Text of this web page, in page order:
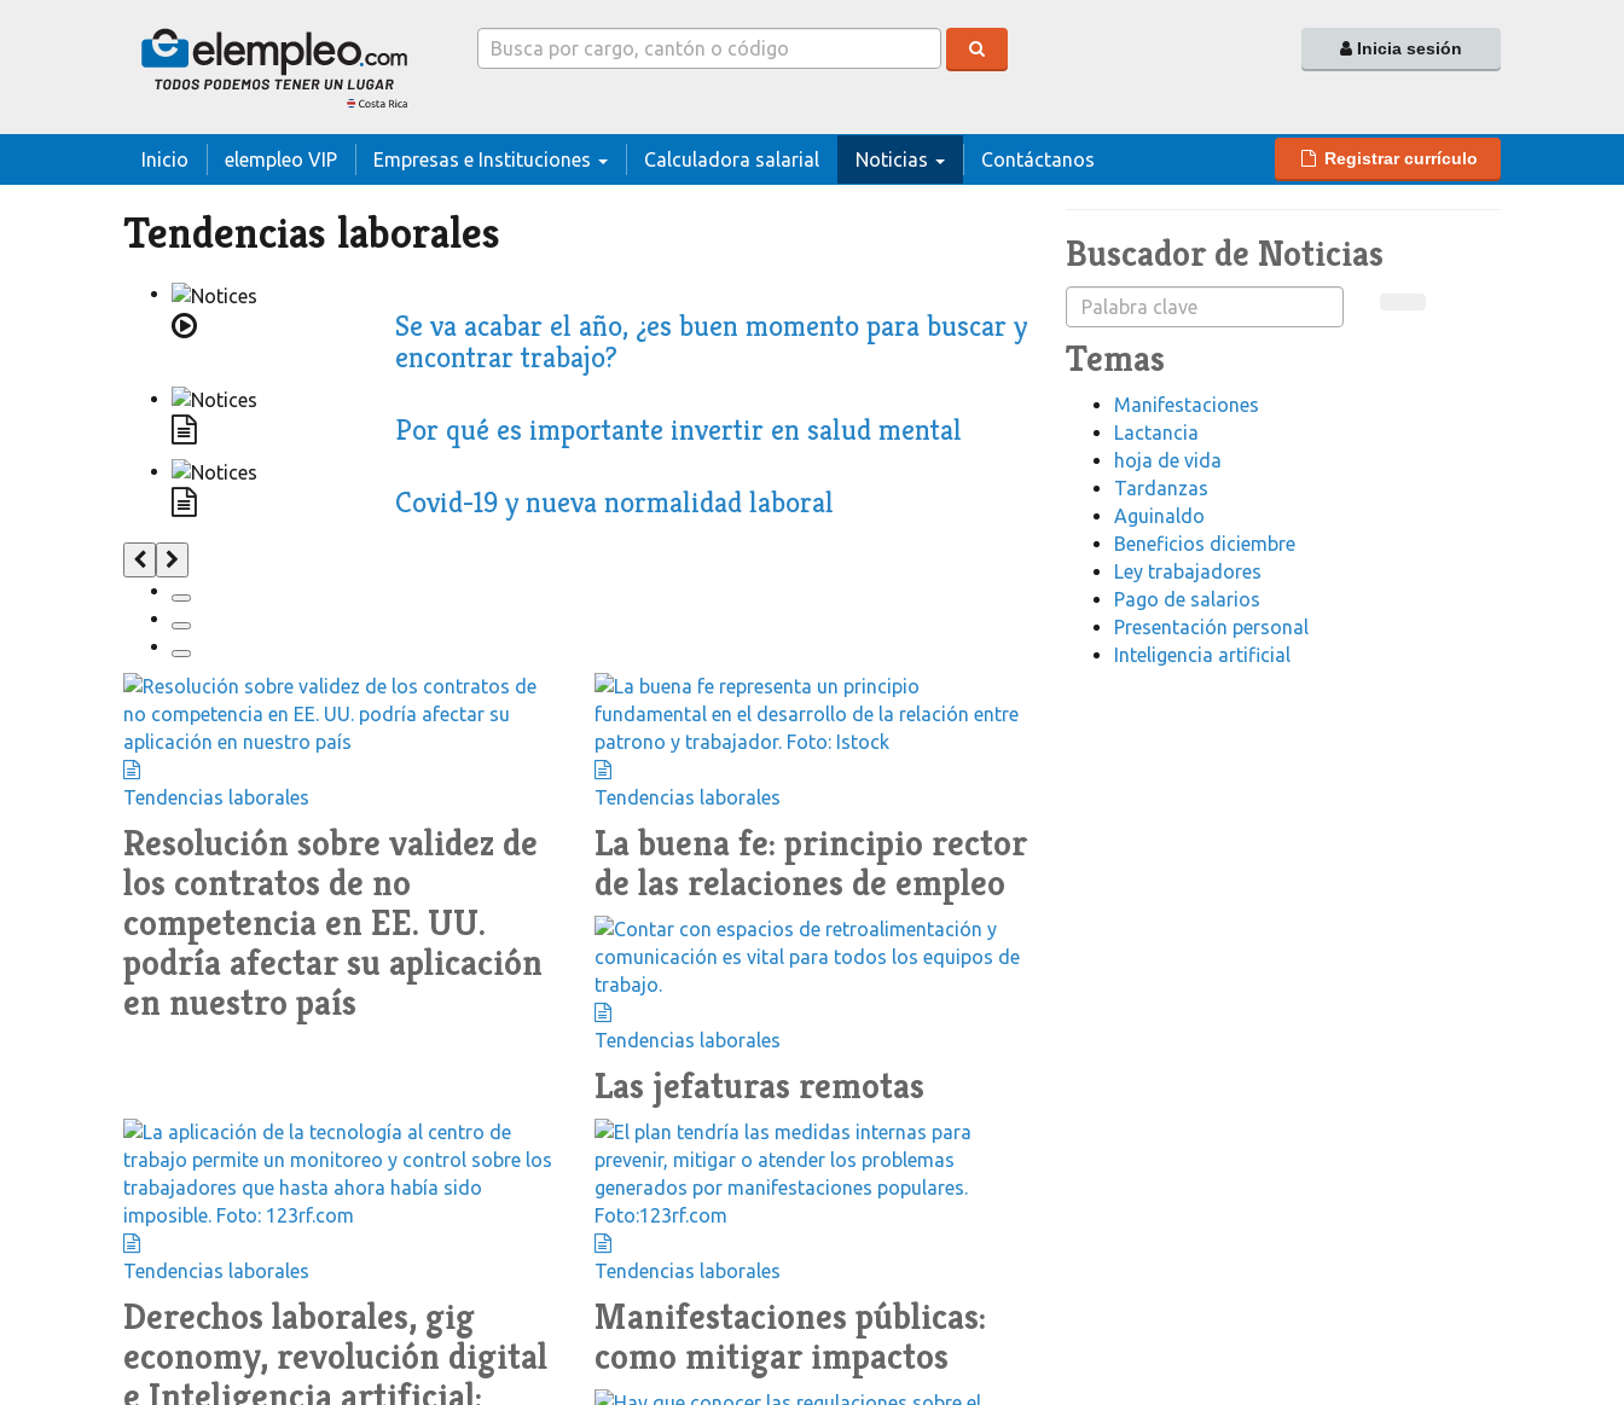
Caja
buscador
Inicia sesión
Inicio elempleo VIP Empresas e Instituciones Calculadora salarial Noticias Contáctanos Registrar currículo
Tendencias laborales
Se va acabar el año, ¿es buen momento para buscar y
encontrar trabajo?
Por qué es importante invertir en salud mental
Covid-19 y nueva normalidad laboral
Tendencias laborales
Resolución sobre validez de
los contratos de no
competencia en EE. UU.
podría afectar su aplicación
en nuestro país
Tendencias laborales
La buena fe: principio rector
de las relaciones de empleo
Tendencias laborales
Las jefaturas remotas
Tendencias laborales
Derechos laborales, gig
economy, revolución digital
Tendencias laborales
Manifestaciones públicas:
como mitigar impactos
Buscador de Noticias
Temas
Manifestaciones
Lactancia
hoja de vida
Tardanzas
Aguinaldo
Beneficios diciembre
Ley trabajadores
Pago de salarios
Presentación personal
Inteligencia artificial